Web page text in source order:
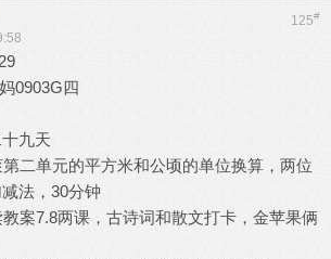
125#
0903G四
九天
二单元的平方米和公顷的单位换算，两位
法，30分钟
案7.8两课，古诗词和散文打卡，金苹果俩